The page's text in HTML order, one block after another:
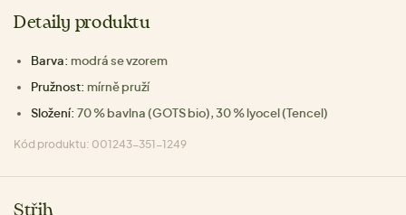
Detaily produktu
Barva: modrá se vzorem
Pružnost: mírně pruží
Složení: 70 % bavlna (GOTS bio), 30 % lyocel (Tencel)
Kód produktu: 001243-351-1249
Střih